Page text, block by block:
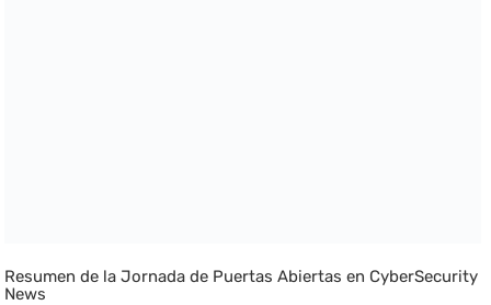
Resumen de la Jornada de Puertas Abiertas en CyberSecurity
News